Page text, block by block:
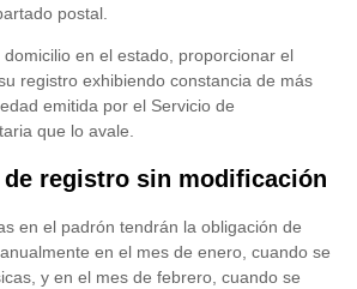
postal.
en el estado, proporcionar el
registro exhibiendo constancia de más
emitida por el Servicio de
que lo avale.
de registro sin modificación
en el padrón tendrán la obligación de
en el mes de enero, cuando se
y en el mes de febrero, cuando se